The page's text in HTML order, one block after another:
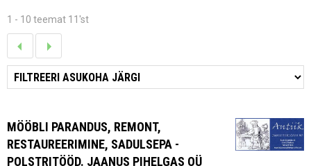
1 - 10 teemat 11'st
MÖÖBLI PARANDUS, REMONT,
RESTAUREERIMINE, SADULSEPA -
POLSTRITÖÖD. JAANUS PIHELGAS OÜ